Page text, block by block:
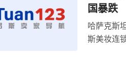
国暴跌
哈萨克斯
斯美妆连